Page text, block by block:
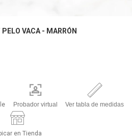
VACA - MARRÓN
Probador virtual Ver tabla de medidas
en Tienda